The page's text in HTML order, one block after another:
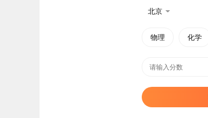
北京
物理 化学